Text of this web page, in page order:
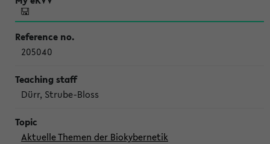
205040
Dürr, Strube-Bloss
Aktuelle Themen der Biokybernetik